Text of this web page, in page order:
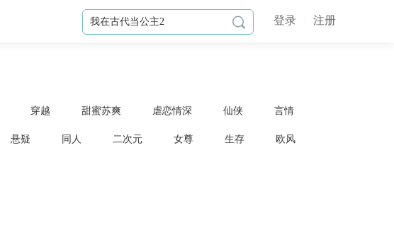
登录 注册

穿越 甜蜜苏爽 虐恋情深 仙侠 言情
悬疑 同人 二次元 女尊 生存 欧风